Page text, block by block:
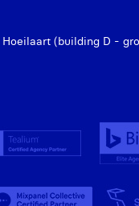
(building D -